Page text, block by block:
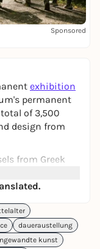
Sponsored
exhibition
permanent
of 3,500
design from
from Greek
and tea bowls
classics
pop era.
daueraustellung
kunst